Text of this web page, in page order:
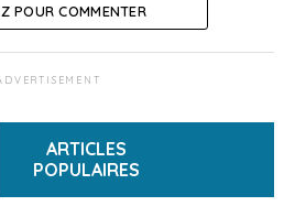
(sur présentation d’une pièce
: C. de Atocha, 127, 28012
POUR COMMENTER
ARTICLES
POPULAIRES